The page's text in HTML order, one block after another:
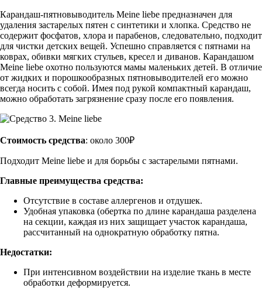
Карандаш-пятновыводитель Meine liebe предназначен для
удаления застарелых пятен с синтетики и хлопка. Средство не
содержит фосфатов, хлора и парабенов, следовательно, подходит
для чистки детских вещей. Успешно справляется с пятнами на
коврах, обивки мягких стульев, кресел и диванов. Карандашом
Meine liebe охотно пользуются мамы маленьких детей. В отличие
от жидких и порошкообразных пятновыводителей его можно
всегда носить с собой. Имея под рукой компактный карандаш,
можно обработать загрязнение сразу после его появления.
Стоимость средства: около 300₽
Подходит Meine liebe и для борьбы с застарелыми пятнами.
Главные преимущества средства:
Отсутствие в составе аллергенов и отдушек.
Удобная упаковка (обертка по длине карандаша разделена
на секции, каждая из них защищает участок карандаша,
рассчитанный на однократную обработку пятна.
Недостатки:
При интенсивном воздействии на изделие ткань в месте
обработки деформируется.